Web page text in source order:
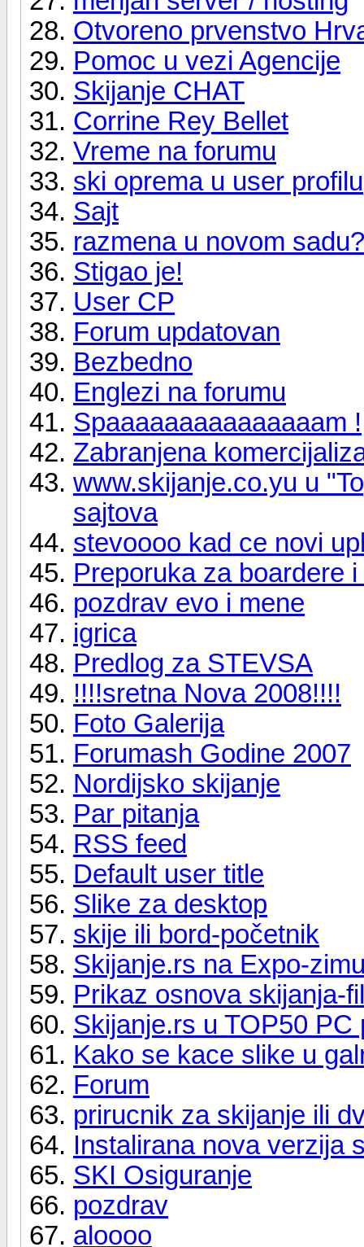
Otvoreno prvenstvo
Pomoc u vezi Agencije
Skijanje CHAT
Corrine Rey Bellet
Vreme na forumu
ski oprema u user profilu
Sajt
razmena u novom
Stigao je!
User CP
Forum updatovan
Bezbedno
Englezi na forumu
Spaaaaaaaaaaaaaaam !
Zabranjena
www.skijanje.co.yu u
sajtova
stevoooo kad ce novi
Preporuka za boardere
pozdrav evo i mene
igrica
Predlog za STEVSA
!!!!sretna Nova 2008!!!!
Foto Galerija
Forumash Godine 2007
Nordijsko skijanje
Par pitanja
RSS feed
Default user title
Slike za desktop
skije ili bord-početnik
Skijanje.rs na Expo-
Prikaz osnova skijanja-
Skijanje.rs u TOP50 PC
Kako se kace slike u
Forum
prirucnik za skijanje ili
Instalirana nova verzija
SKI Osiguranje
pozdrav
aloooo